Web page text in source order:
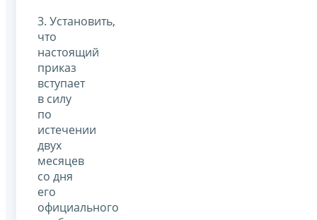
3. Установить,
что
настоящий
приказ
вступает
в силу
по
истечении
двух
месяцев
со дня
его
официального